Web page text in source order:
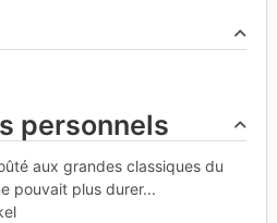
personnels
aux grandes classiques du
pouvait plus durer...